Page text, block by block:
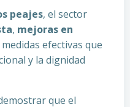
peajes, el sector
, mejoras en
efectivas que
y la dignidad
que el